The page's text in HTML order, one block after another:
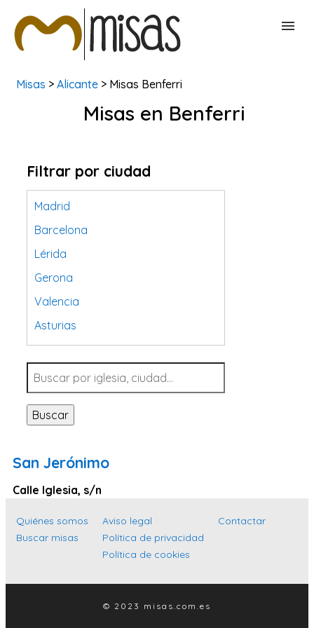
BUSCAR MISAS
Misas > Alicante > Misas Benferri
Misas en Benferri
Filtrar por ciudad
Madrid
Barcelona
Lérida
Gerona
Valencia
Asturias
Tarragona
Navarra
Valladolid
Sevilla
Santa Cruz de Tenerife
Cantabria
Islas Baleares
Las Palmas
Alicante
Buscar
San Jerónimo
Calle Iglesia, s/n
Quiénes somos
Buscar misas
Aviso legal
Política de privacidad
Política de cookies
Contactar
© 2023 misas.com.es